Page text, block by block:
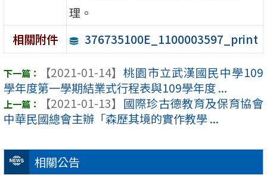
相關公告
理。
相關附件
376735100E_1100003597_print
【2021-01-14】 桃園市立武漢國民中學109
學年度第一學期結業式行程表與109學年度 ...
【2021-01-13】 國際珍古德教育及保育協會
中華民國總會主辦「森歷其境的實作教學 ...